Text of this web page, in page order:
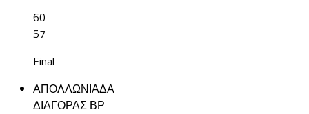
60
57
Final
ΑΠΟΛΛΩΝΙΑΔΑ
ΔΙΑΓΟΡΑΣ ΒΡ